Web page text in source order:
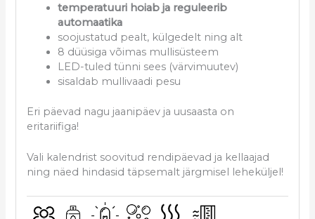
temperatuuri hoiab ja reguleerib
automaatika
soojustatud pealt, külgedelt ning alt
8 düüsiga võimas mullisüsteem
LED-tuled tünni sees (värvimuutev)
sisaldab mullivaadi pesu
Eri päevad nagu jaanipäev ja uusaasta on
eritariifiga!
Vali kalendrist soovitud rendipäevad ja kellaajad
ning näed hindasid täpsemalt järgmisel leheküljel!